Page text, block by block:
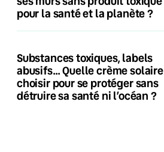
pour la santé et la planète ?
Substances toxiques, labels
abusifs… Quelle crème solaire
choisir pour se protéger sans
détruire sa santé ni l’océan ?